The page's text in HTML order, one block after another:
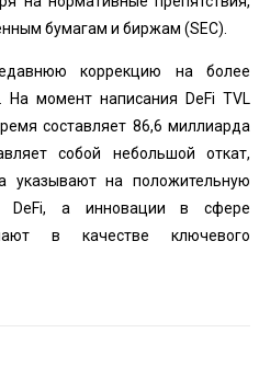
бумагам и биржам (SEC).
коррекцию на более
момент написания DeFi TVL
составляет 86,6 миллиарда
собой небольшой откат,
указывают на положительную
DeFi, а инновации в сфере
в качестве ключевого